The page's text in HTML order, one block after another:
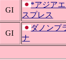
GI
*アジア
スプレス
GI
ダノンプ
ナ